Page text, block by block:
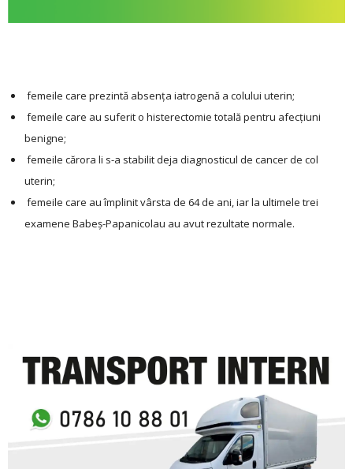
femeile care prezintă absenţa iatrogenă a colului uterin;
femeile care au suferit o histerectomie totală pentru afecţiuni
benigne;
femeile cărora li s-a stabilit deja diagnosticul de cancer de col
uterin;
femeile care au împlinit vârsta de 64 de ani, iar la ultimele trei
examene Babeş-Papanicolau au avut rezultate normale.